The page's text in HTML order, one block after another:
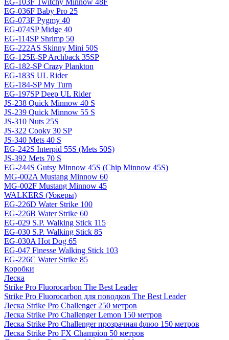
EG-103F Twitchy Minnow 48F
EG-036F Baby Pro 25
EG-073F Pygmy 40
EG-074SP Midge 40
EG-114SP Shrimp 50
EG-222AS Skinny Mini 50S
EG-125E-SP Archback 35SP
EG-182-SP Crazy Plankton
EG-183S UL Rider
EG-184-SP My Turn
EG-197SP Deep UL Rider
JS-238 Quick Minnow 40 S
JS-239 Quick Minnow 55 S
JS-310 Nuts 25S
JS-322 Cooky 30 SP
JS-340 Mets 40 S
EG-242S Interpid 55S (Mets 50S)
JS-392 Mets 70 S
EG-244S Gutsy Minnow 45S (Chip Minnow 45S)
MG-002A Mustang Minnow 60
MG-002F Mustang Minnow 45
WALKERS (Уокеры)
EG-226D Water Strike 100
EG-226B Water Strike 60
EG-029 S.P. Walking Stick 115
EG-030 S.P. Walking Stick 85
EG-030A Hot Dog 65
EG-047 Finesse Walking Stick 103
EG-226C Water Strike 85
Коробки
Леска
Strike Pro Fluorocarbon The Best Leader
Strike Pro Fluorocarbon для поводков The Best Leader
Леска Strike Pro Challenger 250 метров
Леска Strike Pro Challenger Lemon 150 метров
Леска Strike Pro Challenger прозрачная флюо 150 метров
Леска Strike Pro FX Champion 50 метров